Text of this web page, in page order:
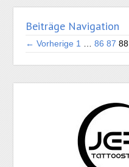
Beiträge Navigation
← Vorherige 1 86 87 88